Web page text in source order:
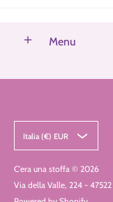
Menu
Italia (€) EUR
C'era una stoffa © 2026
Via della Valle, 224 -